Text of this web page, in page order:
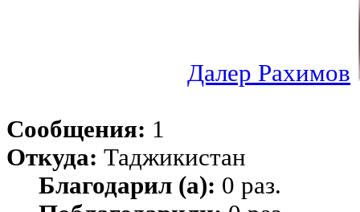
Далер Рахимов
Сообщения: 1
Откуда: Таджикистан
Благодарил (а): 0 раз.